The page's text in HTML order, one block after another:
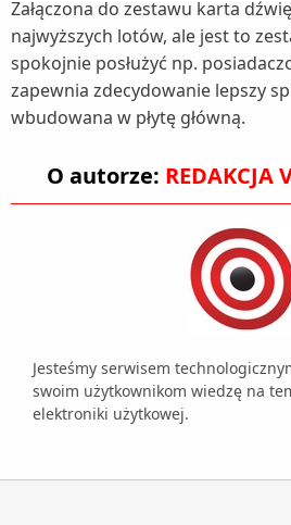
Załączona do zestawu karta
najwyższych lotów, ale jest to
spokojnie posłużyć np.
zapewnia zdecydowanie lepszy
wbudowana w płytę główną.
O autorze: REDAKCJA
Jesteśmy serwisem
swoim użytkownikom wiedzę na
elektroniki użytkowej.